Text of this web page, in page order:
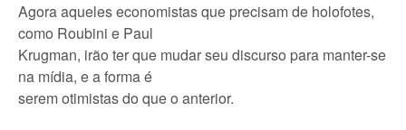
Agora aqueles economistas que precisam de holofotes,
como Roubini e Paul
Krugman, irão ter que mudar seu discurso para manter-se
na mídia, e a forma é
serem otimistas do que o anterior.